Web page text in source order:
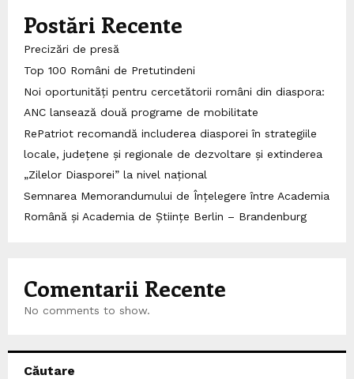
Postări Recente
Precizări de presă
Top 100 Români de Pretutindeni
Noi oportunități pentru cercetătorii români din diaspora:
ANC lansează două programe de mobilitate
RePatriot recomandă includerea diasporei în strategiile
locale, județene și regionale de dezvoltare și extinderea
„Zilelor Diasporei” la nivel național
Semnarea Memorandumului de Înțelegere între Academia
Română și Academia de Științe Berlin – Brandenburg
Comentarii Recente
No comments to show.
Căutare